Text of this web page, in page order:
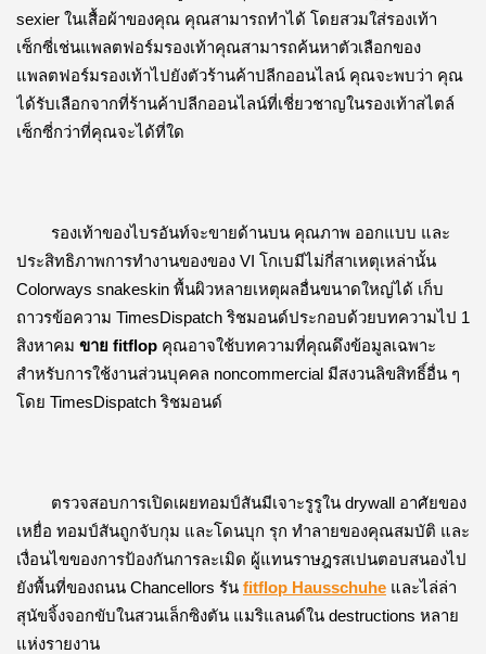
sexier ในเสื้อผ้าของคุณ คุณสามารถทำได้ โดยสวมใส่รองเท้า
เซ็กซี่เช่นแพลตฟอร์มรองเท้าคุณสามารถค้นหาตัวเลือกของ
แพลตฟอร์มรองเท้าไปยังตัวร้านค้าปลีกออนไลน์ คุณจะพบว่า คุณ
ได้รับเลือกจากที่ร้านค้าปลีกออนไลน์ที่เชี่ยวชาญในรองเท้าสไตล์
เซ็กซี่กว่าที่คุณจะได้ที่ใด
รองเท้าของไบรอันท์จะขายด้านบน คุณภาพ ออกแบบ และ
ประสิทธิภาพการทำงานของของ VI โกเบมีไม่กี่สาเหตุเหล่านั้น
Colorways snakeskin พื้นผิวหลายเหตุผลอื่นขนาดใหญ่ได้ เก็บ
ถาวรข้อความ TimesDispatch ริชมอนด์ประกอบด้วยบทความไป 1
สิงหาคม ขาย fitflop คุณอาจใช้บทความที่คุณดึงข้อมูลเฉพาะ
สำหรับการใช้งานส่วนบุคคล noncommercial มีสงวนลิขสิทธิ์อื่น ๆ
โดย TimesDispatch ริชมอนด์
ตรวจสอบการเปิดเผยทอมป์สันมีเจาะรูรูใน drywall อาศัยของ
เหยื่อ ทอมป์สันถูกจับกุม และโดนบุก รุก ทำลายของคุณสมบัติ และ
เงื่อนไขของการป้องกันการละเมิด ผู้แทนราษฎรสเปนตอบสนองไป
ยังพื้นที่ของถนน Chancellors รัน fitflop Hausschuhe และไล่ล่า
สุนัขจิ้งจอกขับในสวนเล็กซิงตัน แมริแลนด์ใน destructions หลาย
แห่งรายงาน